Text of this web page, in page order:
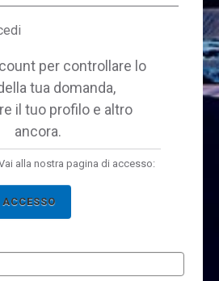
per controllare lo
tua domanda,
il tuo profilo e altro
ancora.
alla nostra pagina di accesso:
ACCESSO